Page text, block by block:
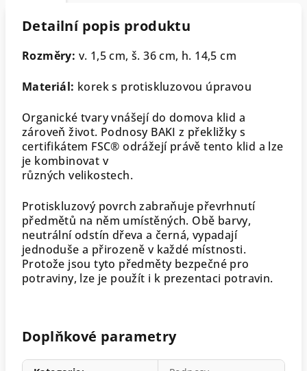
Detailní popis produktu
Rozměry: v. 1,5 cm, š. 36 cm, h. 14,5 cm
Materiál: korek s protiskluzovou úpravou
Organické tvary vnášejí do domova klid a
zároveň život. Podnosy BAKI z překližky s
certifikátem FSC® odrážejí právě tento klid a lze
je kombinovat v
různých velikostech.
Protiskluzový povrch zabraňuje převrhnutí
předmětů na něm umístěných. Obě barvy,
neutrální odstín dřeva a černá, vypadají
jednoduše a přirozeně v každé místnosti.
Protože jsou tyto předměty bezpečné pro
potraviny, lze je použít i k prezentaci potravin.
Doplňkové parametry